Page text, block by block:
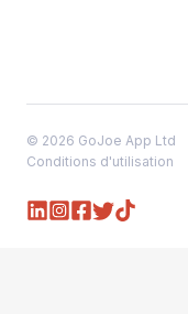
© 2026 GoJoe App Ltd
Conditions d'utilisation